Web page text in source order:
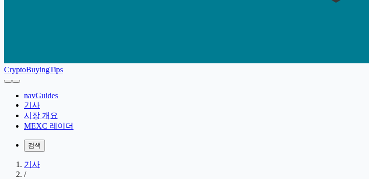
CryptoBuyingTips
navGuides
기사
시장 개요
MEXC 레이더
검색
기사
/